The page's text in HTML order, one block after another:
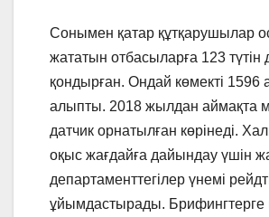
Сонымен қатар құтқарушылар
жататын отбасыларға 123 түтін
қондырған. Ондай көмекті 1596
алыпты. 2018 жылдан аймақта
датчик орнатылған көрінеді.
оқыс жағдайға дайындау үшін
департаменттегілер үнемі
ұйымдастырады.